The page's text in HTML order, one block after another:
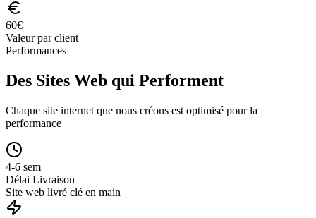
60€
Valeur par client
Performances
Des Sites Web qui Performent
Chaque site internet que nous créons est optimisé pour la
performance
4-6 sem
Délai Livraison
Site web livré clé en main